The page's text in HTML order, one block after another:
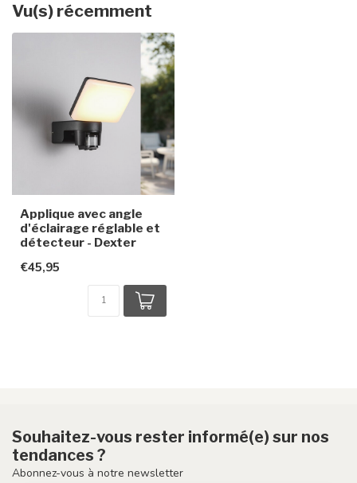
Vu(s) récemment
Applique avec angle
d'éclairage réglable et
détecteur - Dexter
€45,95
Souhaitez-vous rester informé(e) sur nos
tendances ?
Abonnez-vous à notre newsletter